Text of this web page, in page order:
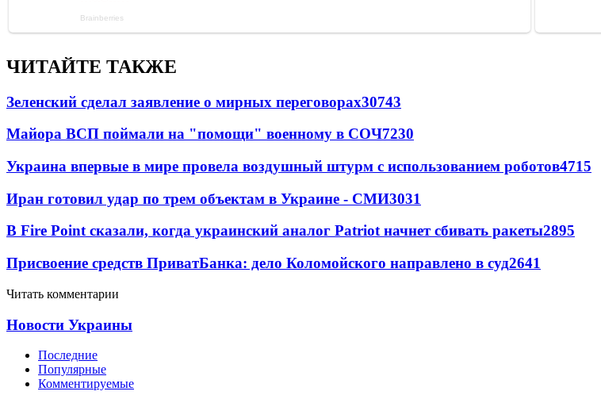
ЧИТАЙТЕ ТАКЖЕ
Зеленский сделал заявление о мирных переговорах30743
Майора ВСП поймали на "помощи" военному в СОЧ7230
Украина впервые в мире провела воздушный штурм с использованием роботов4715
Иран готовил удар по трем объектам в Украине - СМИ3031
В Fire Point сказали, когда украинский аналог Patriot начнет сбивать ракеты2895
Присвоение средств ПриватБанка: дело Коломойского направлено в суд2641
Читать комментарии
Новости Украины
Последние
Популярные
Комментируемые